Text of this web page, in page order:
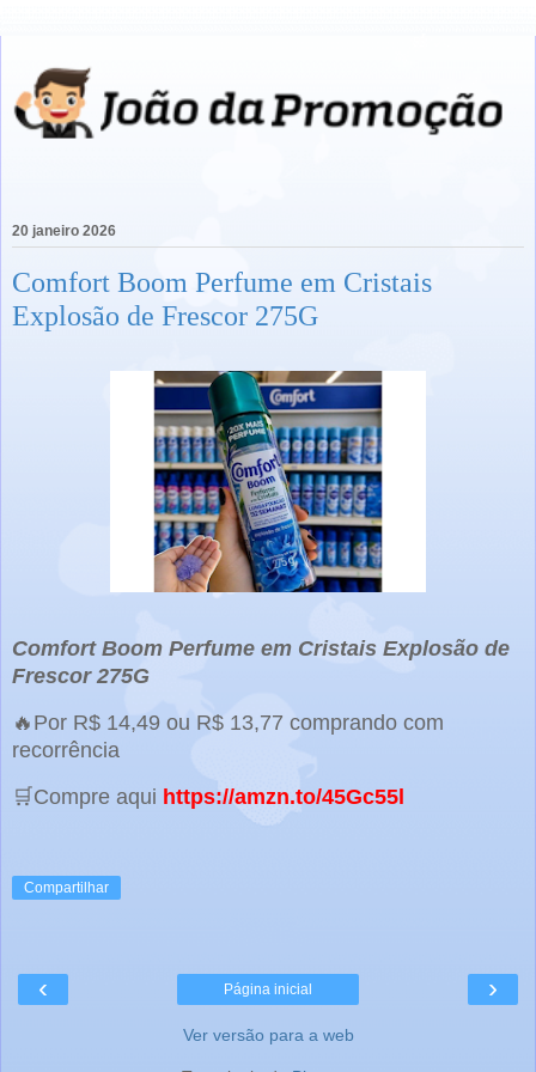
20 janeiro 2026
Comfort Boom Perfume em Cristais
Explosão de Frescor 275G
Comfort Boom Perfume em Cristais Explosão de
Frescor 275G
🔥Por R$ 14,49 ou R$ 13,77 comprando com
recorrência
🛒Compre aqui https://amzn.to/45Gc55l
Compartilhar
‹ ›
Página inicial
Ver versão para a web